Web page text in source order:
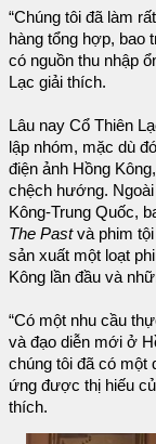
“Chúng tôi đã làm
hàng tổng hợp, bao
có nguồn thu nhập
Lạc giải thích.
Lâu nay Cổ Thiên
lập nhóm, mặc dù
điện ảnh Hồng
chệch hướng.
Kông-Trung Quốc,
The Pastvà phim
sản xuất một loạt
Kông lần đầu và
“Có một nhu cầu
và đạo diễn mới ở
chúng tôi đã có một
ứng được thị hiếu
thích.